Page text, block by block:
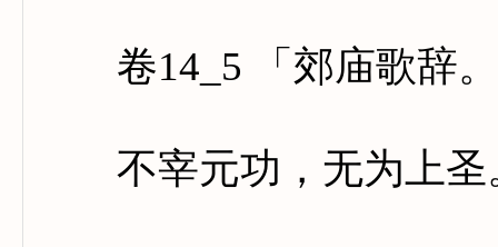
卷14_5 「郊庙歌辞。
不宰元功，无为上圣